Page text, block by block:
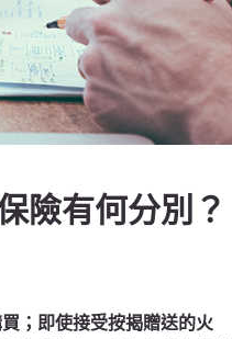
險有何分別？
；即使接受按揭贈送的火